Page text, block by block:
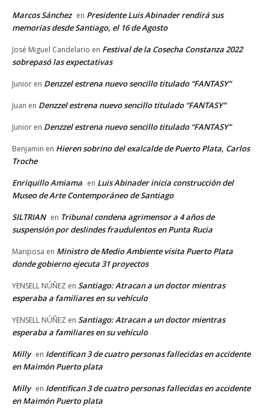
Marcos Sánchez en Presidente Luis Abinader rendirá sus
memorias desde Santiago, el 16 de Agosto
José Miguel Candelario en Festival de la Cosecha Constanza 2022
sobrepasó las expectativas
Junior en Denzzel estrena nuevo sencillo titulado “FANTASY”
Juan en Denzzel estrena nuevo sencillo titulado “FANTASY”
Junior en Denzzel estrena nuevo sencillo titulado “FANTASY”
Benjamin en Hieren sobrino del exalcalde de Puerto Plata, Carlos
Troche
Enriquillo Amiama en Luis Abinader inicia construcción del
Museo de Arte Contemporáneo de Santiago
SILTRIAN en Tribunal condena agrimensor a 4 años de
suspensión por deslindes fraudulentos en Punta Rucia
Mariposa en Ministro de Medio Ambiente visita Puerto Plata
donde gobierno ejecuta 31 proyectos
YENSELL NÚÑEZ en Santiago: Atracan a un doctor mientras
esperaba a familiares en su vehículo
YENSELL NÚÑEZ en Santiago: Atracan a un doctor mientras
esperaba a familiares en su vehículo
Milly en Identifican 3 de cuatro personas fallecidas en accidente
en Maimón Puerto plata
Milly en Identifican 3 de cuatro personas fallecidas en accidente
en Maimón Puerto plata